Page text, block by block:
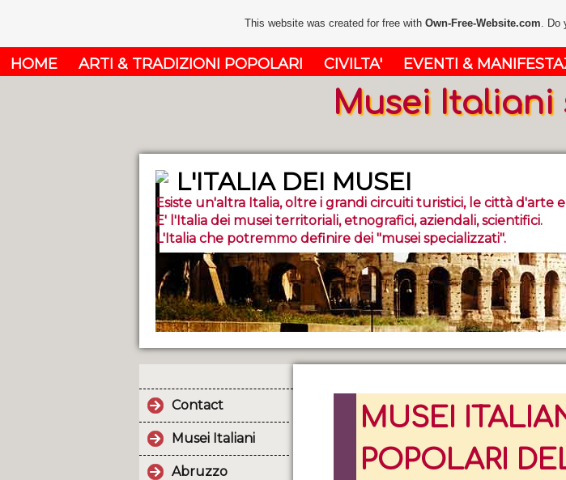
HOME ARTI & TRADIZIONI POPOLARI CIVILTA' EVENTI &
Musei Italiani
L'ITALIA DEI MUSEI
Esiste un'altra Italia, oltre i grandi circuiti turistici, le città d'arte
E' l'Italia dei musei territoriali, etnografici, aziendali, scientifici.
L'Italia che potremmo definire dei "musei specializza­ti".
Contact
Musei Italiani
Abruzzo
MUSEI
POPOLARI
This website was created for free withOwn-Free-Website.com. Do